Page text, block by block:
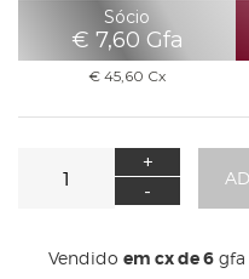
Sócio
€ 7,60 Gfa
€ 45,60 Cx
+
-
Vendido em cx de 6 gfa